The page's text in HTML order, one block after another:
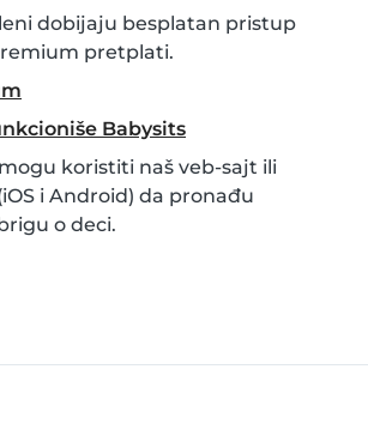
dobijaju besplatan pristup
pretplati.
Babysits
koristiti naš veb-sajt ili
i Android) da pronađu
o deci.